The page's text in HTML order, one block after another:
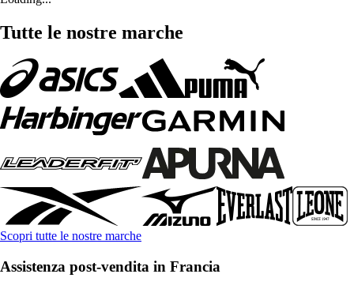
Tutte le nostre marche
Scopri tutte le nostre marche
Assistenza post-vendita in Francia